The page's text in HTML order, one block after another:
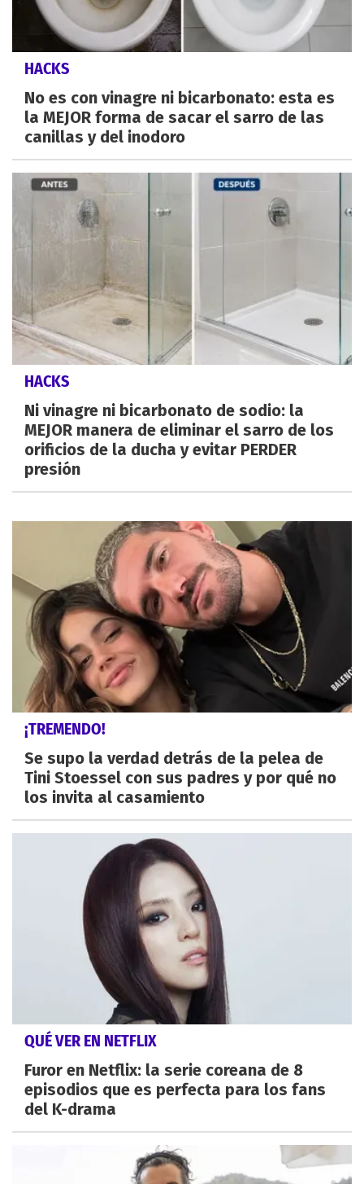
HACKS
No es con vinagre ni bicarbonato: esta es
la MEJOR forma de sacar el sarro de las
canillas y del inodoro
HACKS
Ni vinagre ni bicarbonato de sodio: la
MEJOR manera de eliminar el sarro de los
orificios de la ducha y evitar PERDER
presión
¡TREMENDO!
Se supo la verdad detrás de la pelea de
Tini Stoessel con sus padres y por qué no
los invita al casamiento
QUÉ VER EN NETFLIX
Furor en Netflix: la serie coreana de 8
episodios que es perfecta para los fans
del K-drama